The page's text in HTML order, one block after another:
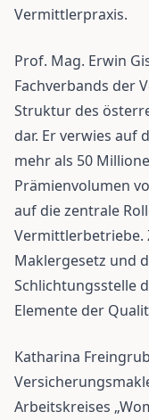
Vermittlerpraxis.
Prof. Mag. Erwin
Fachverbands der
Struktur des
dar. Er verwies auf
mehr als 50
Prämienvolumen
auf die zentrale
Vermittlerbetriebe.
Maklergesetz und
Schlichtungsstelle
Elemente der
Katharina
Arbeitskreises